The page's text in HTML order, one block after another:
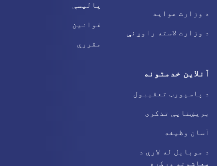
د وزارت عواید
د وزارت لاسته راوړنې
پالیسې
قوانین
مقررې
آنلاین خدمتونه
د پاسپورټ تعقیبول
بریښنایی تذکری
آسان وظیفه
د موبایل له لارې د
معاشونو ورکړه